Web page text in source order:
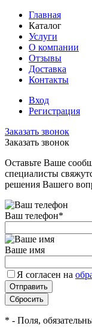
Главная
Каталог
Услуги
О компании
Отзывы
Доставка
Контакты
Вход
Регистрация
Заказать звонок
Заказать звонок
Оставьте Ваше
специалисты
решения Вашего
Ваш телефон*
Ваше имя
Я согласен на
* - Поля,